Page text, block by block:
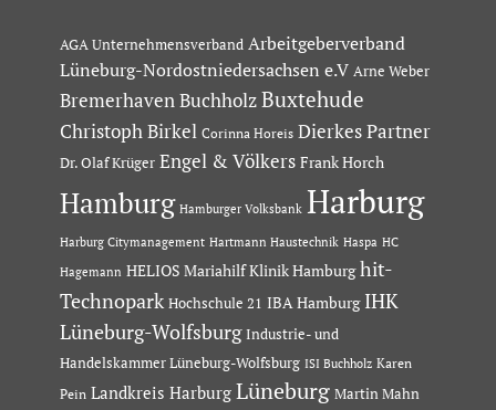
AGA Unternehmensverband Arbeitgeberverband
Lüneburg-Nordostniedersachsen e.V Arne Weber
Bremerhaven Buchholz Buxtehude
Christoph Birkel Corinna Horeis Dierkes Partner
Dr. Olaf Krüger Engel & Völkers Frank Horch
Hamburg Hamburger Volksbank Harburg
Harburg Citymanagement Hartmann Haustechnik Haspa HC
Hagemann HELIOS Mariahilf Klinik Hamburg hit-
Technopark Hochschule 21 IBA Hamburg IHK
Lüneburg-Wolfsburg Industrie- und
Handelskammer Lüneburg-Wolfsburg ISI Buchholz Karen
Pein Landkreis Harburg Lüneburg Martin Mahn